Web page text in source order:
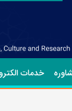
خدمات